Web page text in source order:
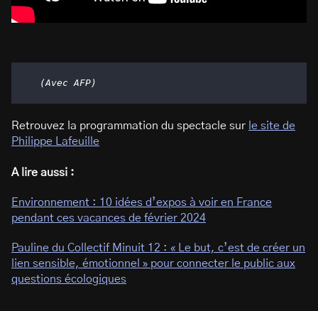
(Avec AFP)
Retrouvez la programmation du spectacle sur le site de
Philippe Lafeuille
A lire aussi :
Environnement : 10 idées d’expos à voir en France
pendant ces vacances de février 2024
Pauline du Collectif Minuit 12 : « Le but, c’est de créer un
lien sensible, émotionnel » pour connecter le public aux
questions écologiques